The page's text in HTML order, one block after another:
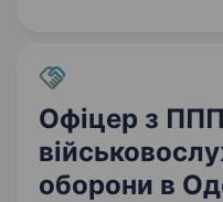
Офіцер з
оборони в